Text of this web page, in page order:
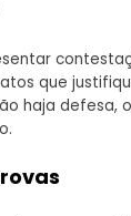
que
haja defesa,